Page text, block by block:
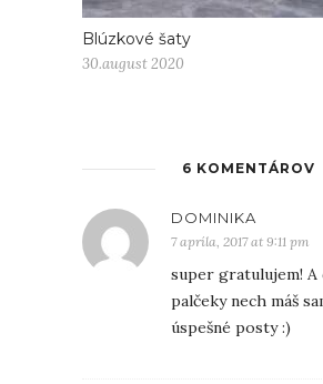
Blúzkové šaty
30.august 2020
6 KOMENTÁROV
DOMINIKA
7 apríla, 2017 at 9:11 pm
super gratulujem! A
palčeky nech máš
úspešné posty :)